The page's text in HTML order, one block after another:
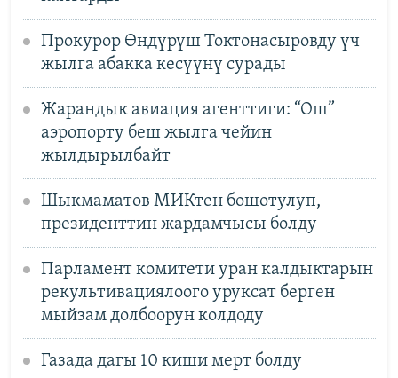
Прокурор Өндүрүш Токтонасыровду үч
жылга абакка кесүүнү сурады
Жарандык авиация агенттиги: “Ош”
аэропорту беш жылга чейин
жылдырылбайт
Шыкмаматов МИКтен бошотулуп,
президенттин жардамчысы болду
Парламент комитети уран калдыктарын
рекультивациялоого уруксат берген
мыйзам долбоорун колдоду
Газада дагы 10 киши мерт болду